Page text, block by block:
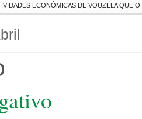
ECONÓMICAS DE VOUZELA QUE